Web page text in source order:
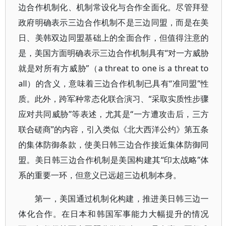
边合作机制化、机制常设化与合作全面化。尽管拜登
政府明确表示三边合作机制不是三边同盟，而是在美
日、美韩双边同盟基础上的全面合作，但值得注意的
是，美国方面明确表示三边合作机制具有“对一方威胁
就是对所有方威胁”（a threat to one is a threat to
all）的含义，意味着三边合作机制已具有“准同盟”性
质。此外，跨军种常态化联合演习、“采取实质性步骤
应对共同威胁”等表述，尤其是“一方遭攻击后，三方
联合磋商”的内容，引入类似《北大西洋公约》第五条
的集体防御条款，使美日韩三边合作接近集体防御同
盟。美日韩三边合作机制是美国构建其“印太战略”体
系的重要一环，但意义已远超三边机制本身。
第一，美国通过机制化构建，推进美日韩三边一
体化合作。在日本和韩国军事能力大幅提升的情况